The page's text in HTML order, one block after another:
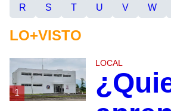
R
S T U V W
LO+VISTO
1
LOCAL